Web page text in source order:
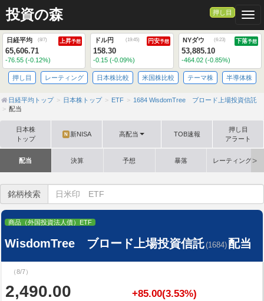
投資の森 押し目
日経平均 (8/7) 上昇予想
65,606.71
-76.55 (-0.12%)
ドル円 (19:45) 円安予想
158.30
-0.15 (-0.09%)
NYダウ (6:23) 下落予想
53,885.10
-464.02 (-0.85%)
押し目 レーティング 日本株比較 米国株比較 テーマ株 半導体株
日経平均トップ 日本株トップ ETF
1684 WisdomTree ブロード上場投資信託
配当
日本株
トップ
N 新NISA 高配当 TOB速報
押し目
アラート
配当 決算 予想 暴落 レーティング格
銘柄検索
商品（外国投資法人債）ETF
WisdomTree ブロード上場投資信託(1684) 配当
（8/7）
2,490.00 +85.00(3.53%)